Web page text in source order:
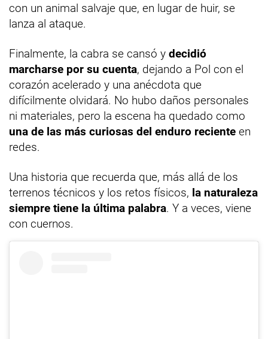
con un animal salvaje que, en lugar de huir, se
lanza al ataque.
Finalmente, la cabra se cansó y decidió
marcharse por su cuenta, dejando a Pol con el
corazón acelerado y una anécdota que
difícilmente olvidará. No hubo daños personales
ni materiales, pero la escena ha quedado como
una de las más curiosas del enduro reciente en
redes.
Una historia que recuerda que, más allá de los
terrenos técnicos y los retos físicos, la naturaleza
siempre tiene la última palabra. Y a veces, viene
con cuernos.